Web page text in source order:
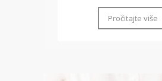
Pročitajte više